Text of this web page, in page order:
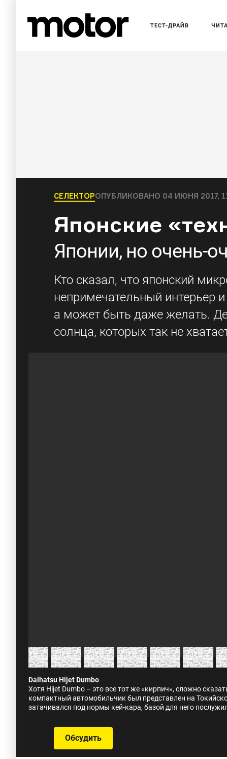
ТЕСТ-ДРАЙВ
СЕЛЕКТОРОПУБЛИКОВАНО 04 ИЮНЯ 2017,
Японские
Японии, но очень-
Кто сказал, что японский
непримечательный интерьер
а может быть даже желать.
солнца, которых так не
Daihatsu Hijet Dumbo
Хотя Hijet Dumbo – это все тот же «кирпич», сложно
компактный автомобильчик был представлен на
затачивался под нормы кей-кара, базой для него
Обсудить